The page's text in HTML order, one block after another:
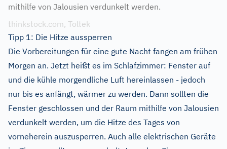
mithilfe von Jalousien verdunkelt werden.
thinkstock.com, Toltek
Tipp 1: Die Hitze aussperren
Die Vorbereitungen für eine gute Nacht fangen am frühen
Morgen an. Jetzt heißt es im Schlafzimmer: Fenster auf
und die kühle morgendliche Luft hereinlassen - jedoch
nur bis es anfängt, wärmer zu werden. Dann sollten die
Fenster geschlossen und der Raum mithilfe von Jalousien
verdunkelt werden, um die Hitze des Tages von
vorneherein auszusperren. Auch alle elektrischen Geräte